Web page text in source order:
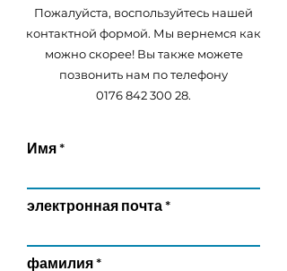
Пожалуйста, воспользуйтесь нашей
контактной формой. Мы вернемся как
можно скорее! Вы также можете
позвонить нам по телефону
0176 842 300 28.
Имя
электронная почта
фамилия